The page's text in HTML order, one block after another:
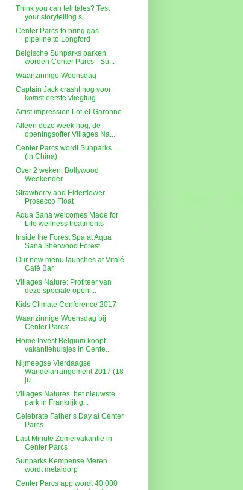
Think you can tell tales? Test
your storytelling s...
Center Parcs to bring gas
pipeline to Longford
Belgische Sunparks parken
worden Center Parcs - Su...
Waanzinnige Woensdag
Captain Jack crasht nog voor
komst eerste vliegtuig
Artist impression Lot-et-Garonne
Alleen deze week nog, de
openingsoffer Villages Na...
Center Parcs wordt Sunparks ......
(in China)
Over 2 weken: Bollywood
Weekender
Strawberry and Elderflower
Prosecco Float
Aqua Sana welcomes Made for
Life wellness treatments
Inside the Forest Spa at Aqua
Sana Sherwood Forest
Our new menu launches at Vitalé
Café Bar
Villages Nature: Profiteer van
deze speciale openi...
Kids Climate Conference 2017
Waanzinnige Woensdag bij
Center Parcs:
Home Invest Belgium koopt
vakantiehuisjes in Cente...
Nijmeegse Vierdaagse
Wandelarrangement 2017 (18
ju...
Villages Natures: het nieuwste
park in Frankrijk g...
Celebrate Father’s Day at Center
Parcs
Last Minute Zomervakantie in
Center Parcs
Sunparks Kempense Meren
wordt metaldorp
Center Parcs app wordt 40.000